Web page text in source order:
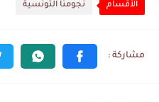
الأقسام نجومنا التونسية